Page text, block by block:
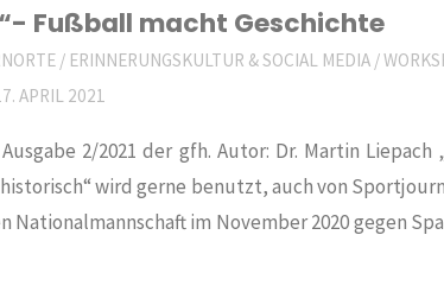
Fußball macht Geschichte
/ ERINNERUNGSKULTUR & SOCIAL MEDIA /
APRIL 2021
2/2021 der gfh. Autor: Dr. Martin Liepach
wird gerne benutzt, auch von
Nationalmannschaft im November 2020 gegen